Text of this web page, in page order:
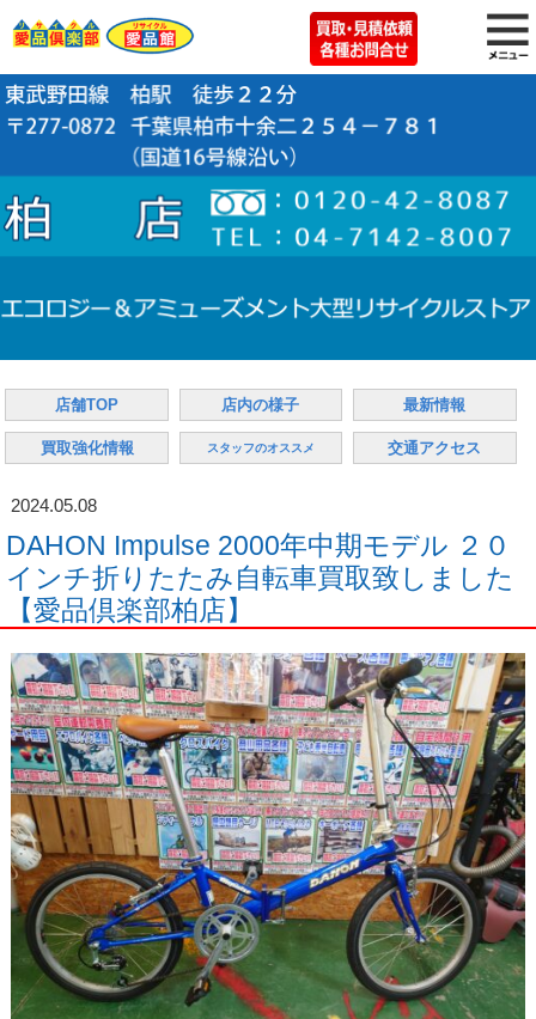
店舗TOP 店内の様子 最新情報
買取強化情報 スタッフのオススメ 交通アクセス
2024.05.08
DAHON Impulse 2000年中期モデル ２０
インチ折りたたみ自転車買取致しました
【愛品倶楽部柏店】